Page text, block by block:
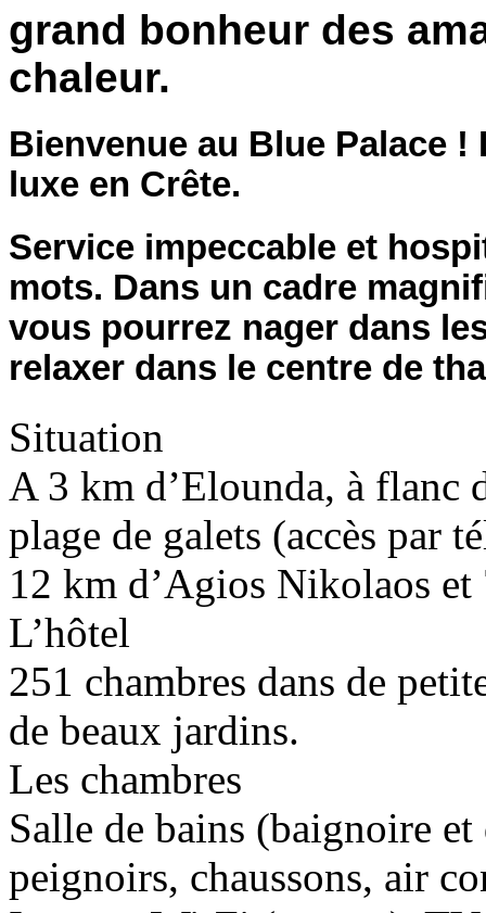
grand bonheur des
chaleur.
Bienvenue au Blue Palace
luxe en Crête.
Service impeccable et
mots. Dans un cadre
vous pourrez nager dans
relaxer dans le centre de
Situation
A 3 km d’Elounda, à flanc
plage de galets (accès par
12 km d’Agios Nikolaos
L’hôtel
251 chambres dans de
de beaux jardins.
Les chambres
Salle de bains (baignoire
peignoirs, chaussons, air